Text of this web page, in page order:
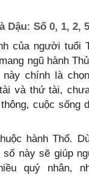
Dậu: Số 0, 1, 2,
của người tuổi
ngũ hành
chính là
và thứ tài,
cuộc sống
hành Thổ.
này sẽ giúp
quý nhân,